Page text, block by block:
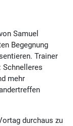
Samuel
Begegnung
Trainer
Schnelleres
mehr
durchaus zu